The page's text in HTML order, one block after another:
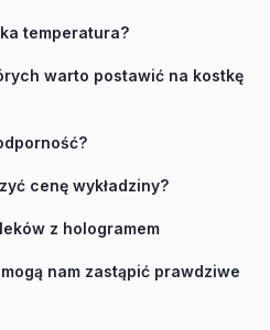
temperatura?
warto postawić na kostkę
cenę wykładziny?
z hologramem
nam zastąpić prawdziwe